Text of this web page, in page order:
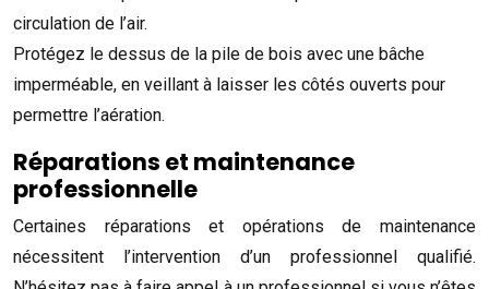
circulation de l’air.
Protégez le dessus de la pile de bois avec une bâche
imperméable, en veillant à laisser les côtés ouverts pour
permettre l’aération.
Réparations et maintenance
professionnelle
Certaines réparations et opérations de maintenance
nécessitent l’intervention d’un professionnel qualifié.